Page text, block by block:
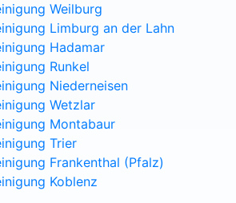
Weilburg
Limburg an der Lahn
Hadamar
Runkel
Niederneisen
Wetzlar
Montabaur
Trier
Frankenthal (Pfalz)
Koblenz